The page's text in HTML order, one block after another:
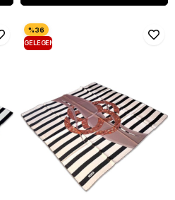
GELEGENHEIT